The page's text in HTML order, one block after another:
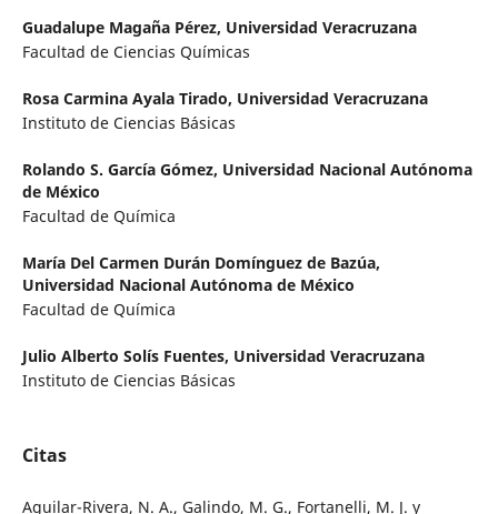
Guadalupe Magaña Pérez, Universidad Veracruzana
Facultad de Ciencias Químicas
Rosa Carmina Ayala Tirado, Universidad Veracruzana
Instituto de Ciencias Básicas
Rolando S. García Gómez, Universidad Nacional Autónoma
de México
Facultad de Química
María Del Carmen Durán Domínguez de Bazúa,
Universidad Nacional Autónoma de México
Facultad de Química
Julio Alberto Solís Fuentes, Universidad Veracruzana
Instituto de Ciencias Básicas
Citas
Aguilar-Rivera, N. A., Galindo, M. G., Fortanelli, M. J. y